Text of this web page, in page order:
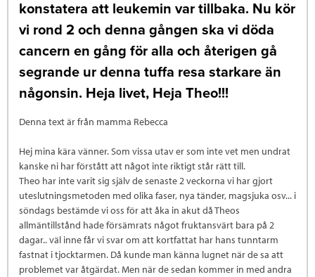
konstatera att leukemin var tillbaka. Nu kör
vi rond 2 och denna gången ska vi döda
cancern en gång för alla och återigen gå
segrande ur denna tuffa resa starkare än
någonsin. Heja livet, Heja Theo!!!
Denna text är från mamma Rebecca
Hej mina kära vänner. Som vissa utav er som inte vet men undrat
kanske ni har förstått att något inte riktigt står rätt till.
Theo har inte varit sig själv de senaste 2 veckorna vi har gjort
uteslutningsmetoden med olika faser, nya tänder, magsjuka osv... i
söndags bestämde vi oss för att åka in akut då Theos
allmäntillstånd hade försämrats något fruktansvärt bara på 2
dagar.. väl inne får vi svar om att kortfattat har hans tunntarm
fastnat i tjocktarmen. Då kunde man känna lugnet när de sa att
problemet var åtgärdat. Men när de sedan kommer in med andra